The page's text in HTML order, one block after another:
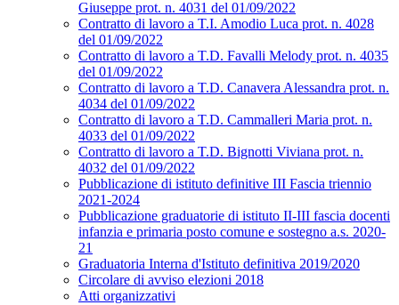
Giuseppe prot. n. 4031 del 01/09/2022
Contratto di lavoro a T.I. Amodio Luca prot. n. 4028
del 01/09/2022
Contratto di lavoro a T.D. Favalli Melody prot. n. 4035
del 01/09/2022
Contratto di lavoro a T.D. Canavera Alessandra prot. n.
4034 del 01/09/2022
Contratto di lavoro a T.D. Cammalleri Maria prot. n.
4033 del 01/09/2022
Contratto di lavoro a T.D. Bignotti Viviana prot. n.
4032 del 01/09/2022
Pubblicazione di istituto definitive III Fascia triennio
2021-2024
Pubblicazione graduatorie di istituto II-III fascia docenti
infanzia e primaria posto comune e sostegno a.s. 2020-
21
Graduatoria Interna d'Istituto definitiva 2019/2020
Circolare di avviso elezioni 2018
Atti organizzativi